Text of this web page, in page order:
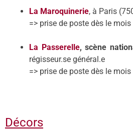
La Maroquinerie, à Paris
=> prise de poste dès le mois
La Passerelle, scène
régisseur.se général.e
=> prise de poste dès le
Décors